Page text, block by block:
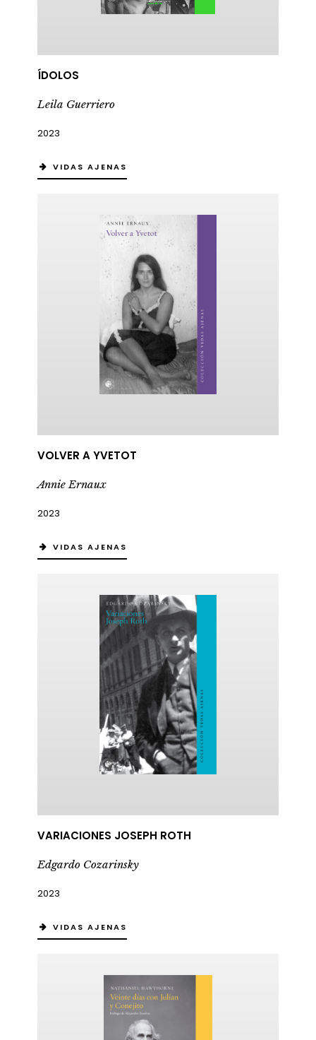
ÍDOLOS
Leila Guerriero
2023
VIDAS AJENAS
VOLVER A YVETOT
Annie Ernaux
2023
VIDAS AJENAS
VARIACIONES JOSEPH ROTH
Edgardo Cozarinsky
2023
VIDAS AJENAS